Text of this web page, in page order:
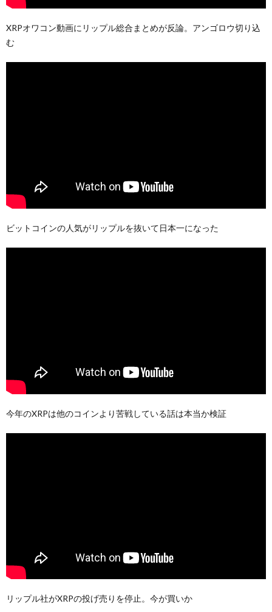
XRPオワコン動画にリップル総合まとめが反論。アンゴロウ切り込
む
ビットコインの人気がリップルを抜いて日本一になった
今年のXRPは他のコインより苦戦している話は本当か検証
リップル社がXRPの投げ売りを停止。今が買いか